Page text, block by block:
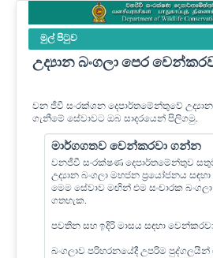
මුල් පි‍ටුව
උද්‍යාන බංගලා පෙර
වන ජීවී සංරක්ශන දෙපාර්තමේන්තුවේ
ගැනීමේ සේවාවට ඔබ සාදරයෙන් පිලිගමු.
මාර්ගගතව වෙන්කරවා ගන්න
වනජීවී සංරක්ෂණ දෙපාර්තමේන්තුව
උද්‍යාන බංගලා මහජන ප්‍රයෝජනය
මෙම සේවාව මඟින් එම සංචාරක
ගතහැක.
පවතින සහ ඉදිරි මාසය සඳහා
බංගලාව පරිහරනයේදී උපරිම